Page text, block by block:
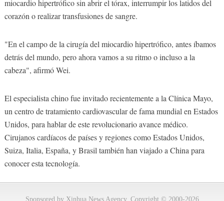
miocardio hipertrófico sin abrir el tórax, interrumpir los latidos del
corazón o realizar transfusiones de sangre.
"En el campo de la cirugía del miocardio hipertrófico, antes íbamos
detrás del mundo, pero ahora vamos a su ritmo o incluso a la
cabeza", afirmó Wei.
El especialista chino fue invitado recientemente a la Clínica Mayo,
un centro de tratamiento cardiovascular de fama mundial en Estados
Unidos, para hablar de este revolucionario avance médico.
Cirujanos cardíacos de países y regiones como Estados Unidos,
Suiza, Italia, España, y Brasil también han viajado a China para
conocer esta tecnología.
Sponsored by Xinhua News Agency. Copyright © 2000-2026